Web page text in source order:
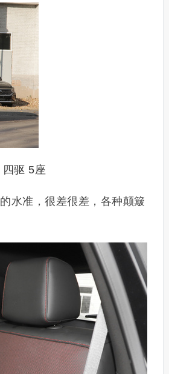
水准，很差很差，各种颠簸